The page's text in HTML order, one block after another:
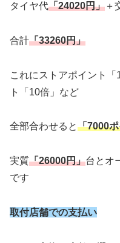
タイヤ代「24020円」 ＋
合計「33260円」
これにストアポイント
ト「10倍」など
全部合わせると「7000
実質「26000円」台とオ
です
取付店舗での支払い